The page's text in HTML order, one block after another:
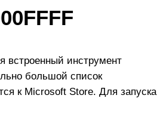
встроенный инструмент
большой список
к Microsoft Store. Для запуска